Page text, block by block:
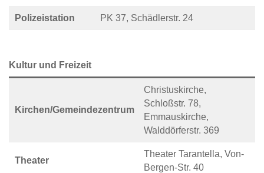
Polizeistation PK 37, Schädlerstr. 24
Kultur und Freizeit
Kirchen/Gemeindezentrum
Christuskirche,
Schloßstr. 78,
Emmauskirche,
Walddörferstr. 369
Theater
Theater Tarantella, Von-
Bergen-Str. 40